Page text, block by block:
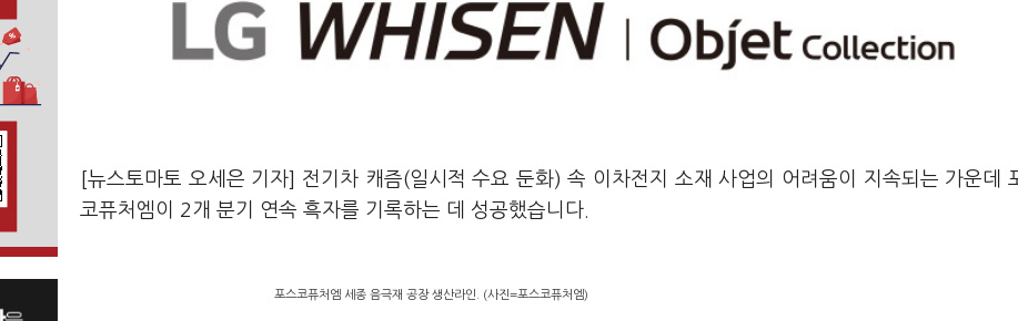
[뉴스토마토 오세은 기자] 전기차 캐즘(일시적 수요 둔화) 속 이차전지 소재 사업의 어려움이 지속되는 가운데
코퓨처엠이 2개 분기 연속 흑자를 기록하는 데 성공했습니다.
포스코퓨처엠 세종 음극재 공장 생산라인. (사진=포스코퓨처엠)